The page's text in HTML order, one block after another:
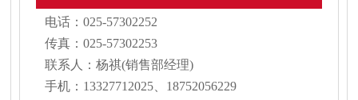
电话：025-57302252
传真：025-57302253
联系人：杨祺(销售部经理)
手机：13327712025、18752056229